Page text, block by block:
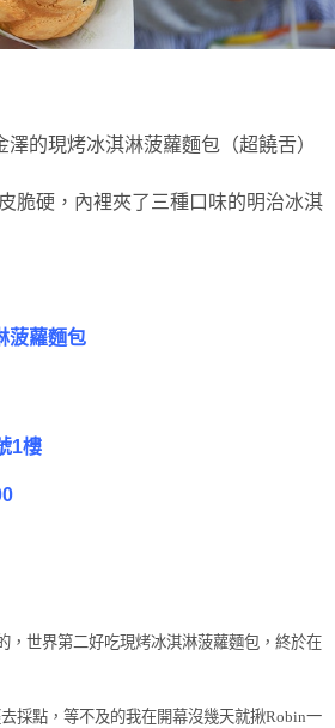
的現烤冰淇淋菠蘿麵包（超饒舌）
脆硬，內裡夾了三種口味的明治冰淇
菠蘿麵包
1樓
，世界第二好吃現烤冰淇淋菠蘿麵包，終於在
採點，等不及的我在開幕沒幾天就揪Robin一